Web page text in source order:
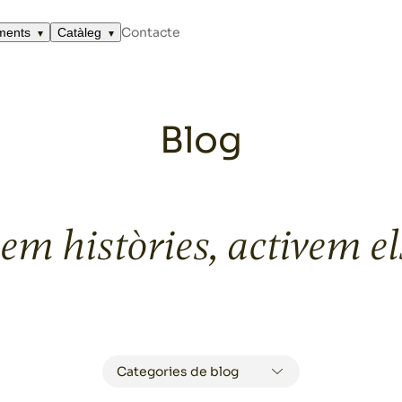
Catàleg Contacte
Blog
històries, activem
Categories de blog